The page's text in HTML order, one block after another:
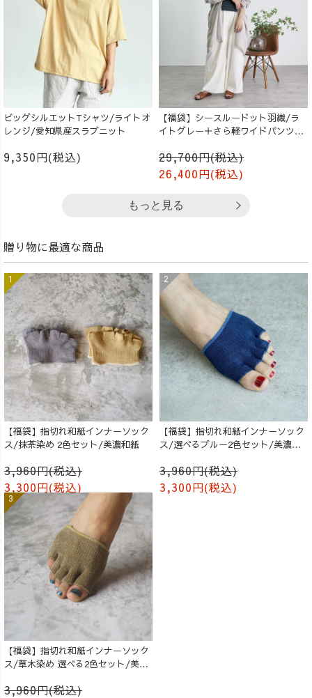
ビッグシルエットTシャツ/ライトオ
レンジ/愛知県産スラブニット
9,350円(税込)
【福袋】シースルードット羽織/ラ
イトグレー＋さら軽ワイドパンツ/
29,700円(税込)
26,400円(税込)
もっと見る
贈り物に最適な商品
【福袋】指切れ和紙インナーソック
ス/抹茶染め 2色セット/美濃和紙
3,960円(税込)
3,300円(税込)
【福袋】指切れ和紙インナーソック
ス/選べるブルー2色セット/美濃和
3,960円(税込)
3,300円(税込)
【福袋】指切れ和紙インナーソック
ス/草木染め 選べる2色セット/美濃
3,960円(税込)